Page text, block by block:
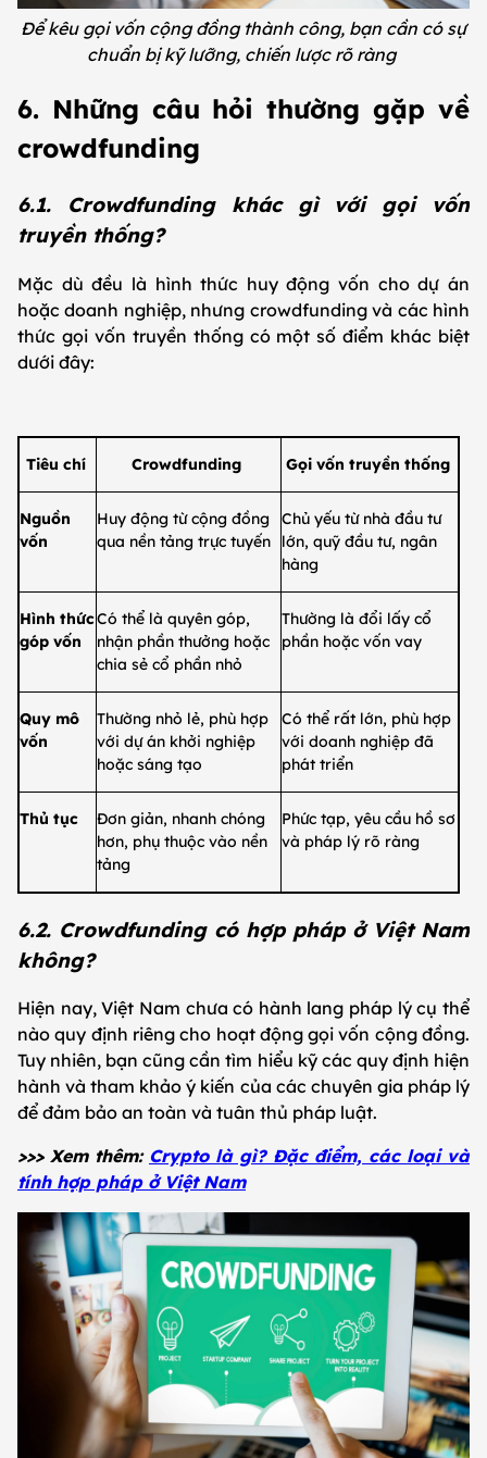
Để kêu gọi vốn cộng đồng thành công, bạn cần có sự
chuẩn bị kỹ lưỡng, chiến lược rõ ràng
6. Những câu hỏi thường gặp về
crowdfunding
6.1. Crowdfunding khác gì với gọi vốn
truyền thống?
Mặc dù đều là hình thức huy động vốn cho dự án
hoặc doanh nghiệp, nhưng crowdfunding và các hình
thức gọi vốn truyền thống có một số điểm khác biệt
dưới đây:
Tiêu chí Crowdfunding Gọi vốn truyền thống
Nguồn
vốn
Huy động từ cộng đồng
qua nền tảng trực tuyến
Chủ yếu từ nhà đầu tư
lớn, quỹ đầu tư, ngân
hàng
Hình thức
góp vốn
Có thể là quyên góp,
nhận phần thưởng hoặc
chia sẻ cổ phần nhỏ
Thường là đổi lấy cổ
phần hoặc vốn vay
Quy mô
vốn
Thường nhỏ lẻ, phù hợp
với dự án khởi nghiệp
hoặc sáng tạo
Có thể rất lớn, phù hợp
với doanh nghiệp đã
phát triển
Thủ tục
Đơn giản, nhanh chóng
hơn, phụ thuộc vào nền
tảng
Phức tạp, yêu cầu hồ sơ
và pháp lý rõ ràng
6.2. Crowdfunding có hợp pháp ở Việt Nam
không?
Hiện nay, Việt Nam chưa có hành lang pháp lý cụ thể
nào quy định riêng cho hoạt động gọi vốn cộng đồng.
Tuy nhiên, bạn cũng cần tìm hiểu kỹ các quy định hiện
hành và tham khảo ý kiến của các chuyên gia pháp lý
để đảm bảo an toàn và tuân thủ pháp luật.
>>> Xem thêm: Crypto là gì? Đặc điểm, các loại và
tính hợp pháp ở Việt Nam